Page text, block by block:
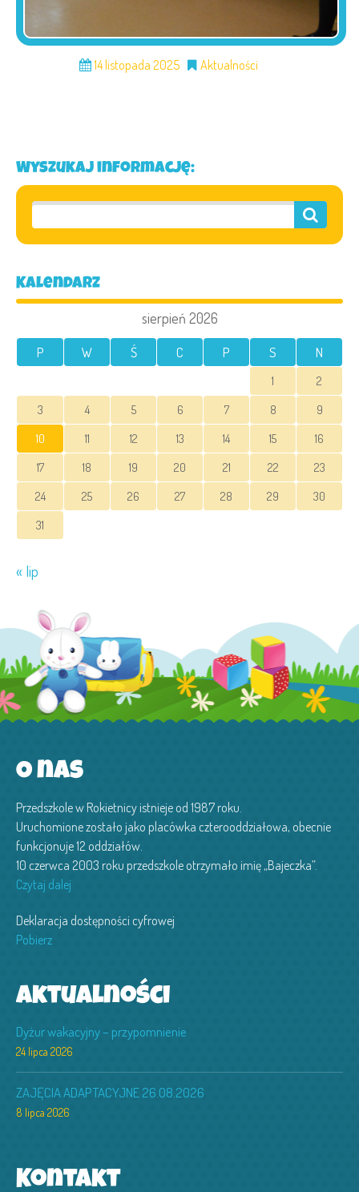
Wyszukaj informację:
Kalendarz
sierpień 2026
P W Ś C P S N
1
2
3
4 5 6 7 8
9
10
11 12 13 14 15
16
17
18 19 20 21 22
23
24
25 26 27 28 29
30
31
« lip
14 listopada 2025 Aktualności
O nas
Przedszkole w Rokietnicy istnieje od 1987 roku.
Uruchomione zostało jako placówka czterooddziałowa, obecnie
funkcjonuje 12 oddziałów.
10 czerwca 2003 roku przedszkole otrzymało imię „Bajeczka”.
Czytaj dalej
Deklaracja dostępności cyfrowej
Pobierz
Aktualności
Dyżur wakacyjny – przypomnienie
24 lipca 2026
ZAJĘCIA ADAPTACYJNE 26.08.2026
8 lipca 2026
Kontakt